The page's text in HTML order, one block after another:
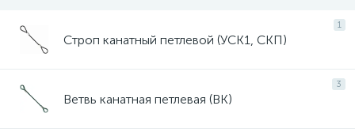
1
Строп канатный петлевой (УСК1, СКП)
3
Ветвь канатная петлевая (ВК)